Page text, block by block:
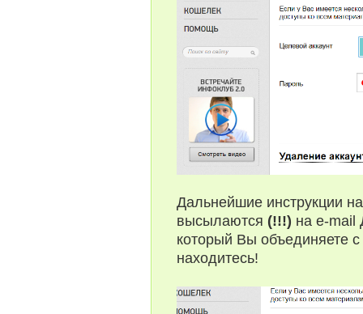
Дальнейшие инструкции
высылаются (!!!) на e-
который Вы объединяете
находитесь!